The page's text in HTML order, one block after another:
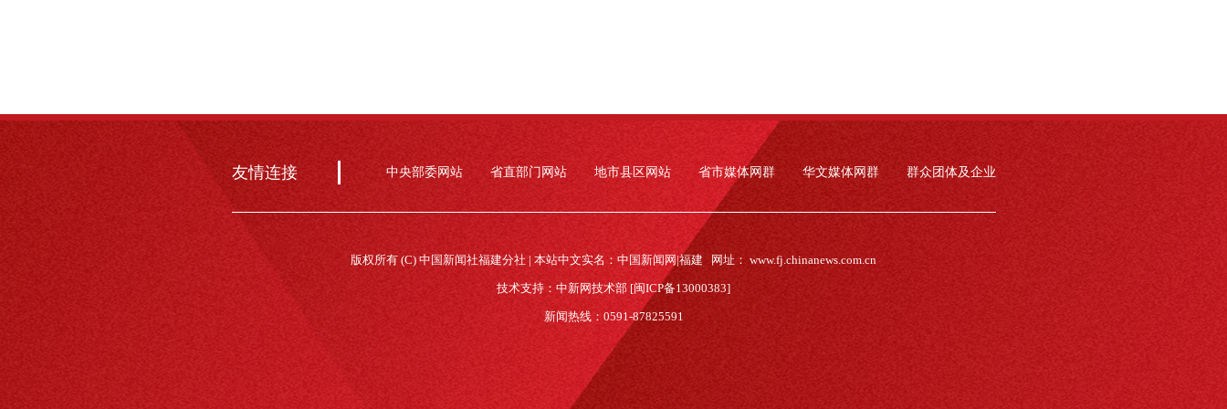
友情连接 中央部委网站 省直部门网站 地市县区网站 省市媒体网群 华文媒体网群 群众团体及企业
版权所有 (C) 中国新闻社福建分社 | 本站中文实名：中国新闻网|福建 网址： www.fj.chinanews.com.cn
技术支持：中新网技术部 [闽ICP备13000383]
新闻热线：0591-87825591